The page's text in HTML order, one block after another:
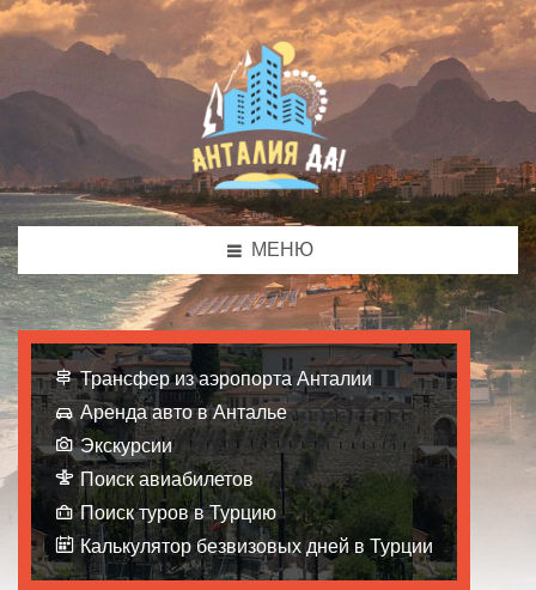
МЕНЮ
Трансфер из аэропорта Анталии
Аренда авто в Анталье
Экскурсии
Поиск авиабилетов
Поиск туров в Турцию
Калькулятор безвизовых дней в Турции